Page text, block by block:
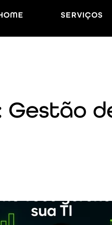
SERVIÇOS
Gestão